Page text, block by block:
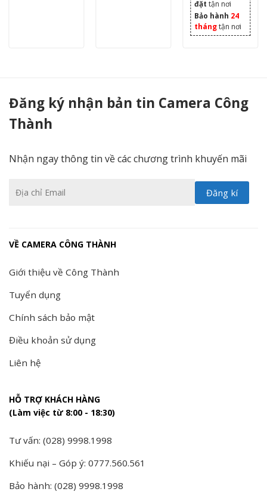
đặt tận nơi
Bảo hành 24
thángtận nơi
Đăng ký nhận bản tin Camera Công
Thành
Nhận ngay thông tin về các chương trình khuyến mãi
VỀ CAMERA CÔNG THÀNH
Giới thiệu về Công Thành
Tuyển dụng
Chính sách bảo mật
Điều khoản sử dụng
Liên hệ
HỖ TRỢ KHÁCH HÀNG
(Làm việc từ 8:00 - 18:30)
Tư vấn: (028) 9998.1998
Khiếu nại – Góp ý: 0777.560.561
Bảo hành: (028) 9998.1998